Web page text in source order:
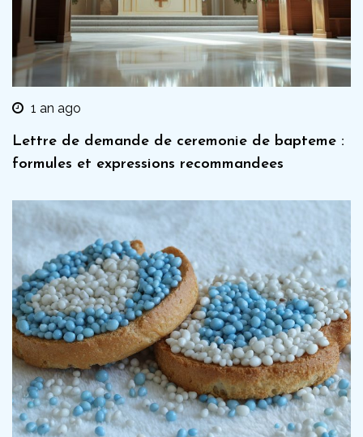
1 an ago
Lettre de demande de ceremonie de bapteme :
formules et expressions recommandees